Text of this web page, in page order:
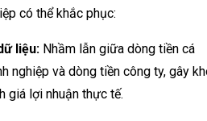
có thể khắc phục:
liệu: Nhầm lẫn giữa dòng tiền cá
nghiệp và dòng tiền công ty, gây
giá lợi nhuận thực tế.